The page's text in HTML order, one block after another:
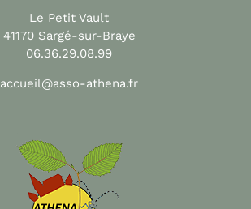
Le Petit Vault
41170 Sargé-sur-Braye
06.36.29.08.99
accueil@asso-athena.fr